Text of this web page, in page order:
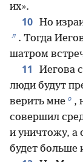
их».
10 Но
л . Тогда
шатром
11
Иегова
люди будут
верить мне о ,
совершил
и уничтожу, а
будет больше